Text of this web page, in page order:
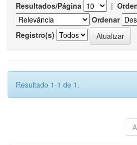
Resultados/Página |
Ordenar
Registro(s)
Resultado 1-1 de 1.